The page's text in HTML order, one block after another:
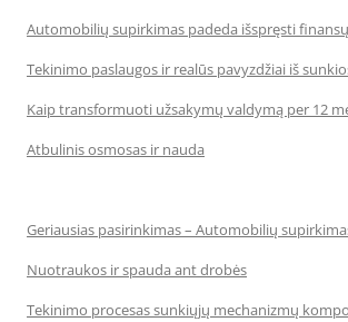
Automobilių supirkimas padeda išspręsti
Tekinimo paslaugos ir realūs pavyzdžiai iš
Kaip transformuoti užsakymų valdymą per 12
Atbulinis osmosas ir nauda
Geriausias pasirinkimas – Automobilių
Nuotraukos ir spauda ant drobės
Tekinimo procesas sunkiųjų mechanizmų